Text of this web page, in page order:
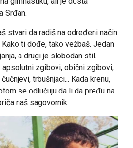
Srđan.
stvari da radiš na određeni način
ti dođe, tako vežbaš. Jedan
a drugi je slobodan stil.
apsolutni zgibovi, obični zgibovi,
trbušnjaci... Kada krenu,
se odlučuju da li da pređu na
naš sagovornik.